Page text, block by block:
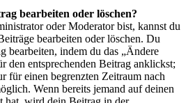
bearbeiten oder löschen?
oder Moderator bist, kannst du
bearbeiten oder löschen. Du
bearbeiten, indem du das „Ändere
den entsprechenden Beitrag anklickst;
für einen begrenzten Zeitraum nach
Wenn bereits jemand auf deinen